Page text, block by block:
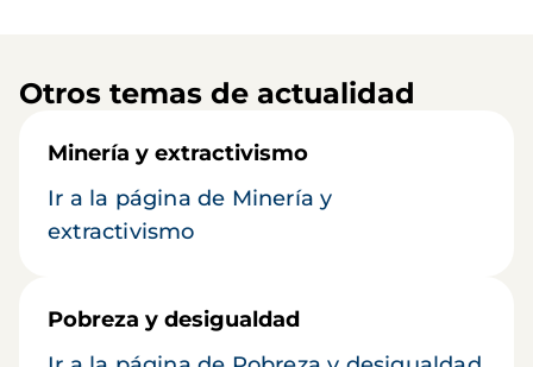
Otros temas de actualidad
Minería y extractivismo
Ir a la página de Minería y
extractivismo
Pobreza y desigualdad